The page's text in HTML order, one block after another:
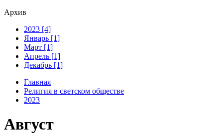
Архив
2023 [4]
Январь [1]
Март [1]
Апрель [1]
Декабрь [1]
Главная
Религия в светском обществе
2023
Август